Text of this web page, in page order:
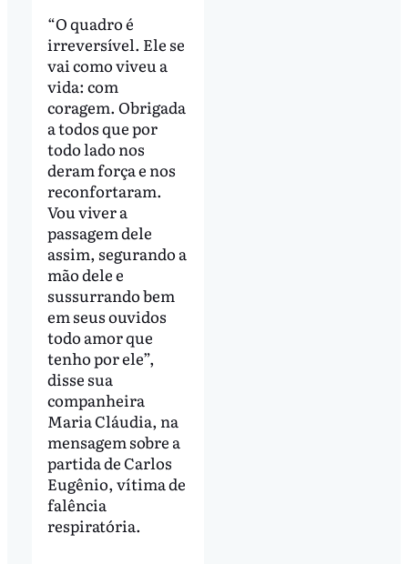
“O quadro é
irreversível. Ele se
vai como viveu a
vida: com
coragem. Obrigada
a todos que por
todo lado nos
deram força e nos
reconfortaram.
Vou viver a
passagem dele
assim, segurando a
mão dele e
sussurrando bem
em seus ouvidos
todo amor que
tenho por ele”,
disse sua
companheira
Maria Cláudia, na
mensagem sobre a
partida de Carlos
Eugênio, vítima de
falência
respiratória.